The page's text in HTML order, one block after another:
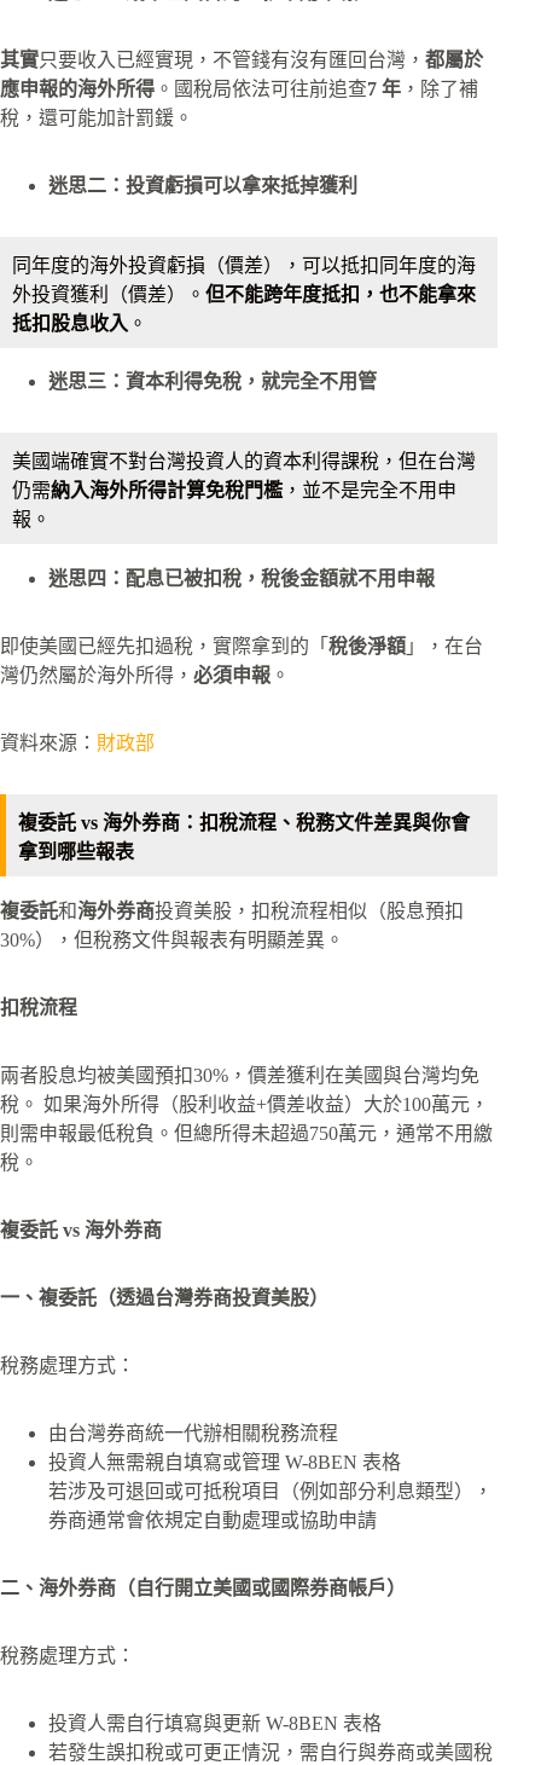
其實只要收入已經實現，不管錢有沒有匯回台灣， 都屬於
應申報的海外所得 。國稅局依法可往前追查7 年 ，除了補
稅，還可能加計罰鍰。
迷思二：投資虧損可以拿來抵掉獲利
同年度的海外投資虧損（價差），可以抵扣同年度的海
外投資獲利（價差）。 但不能跨年度抵扣，也不能拿來
抵扣股息收入 。
迷思三：資本利得免稅，就完全不用管
美國端確實不對台灣投資人的資本利得課稅，但在台灣
仍需納入海外所得計算免稅門檻 ，並不是完全不用申
報。
迷思四：配息已被扣稅，稅後金額就不用申報
即使美國已經先扣過稅，實際拿到的「 稅後淨額 」，在台
灣仍然屬於海外所得， 必須申報 。
資料來源： 財政部
複委託 vs 海外券商：扣稅流程、稅務文件差異與你會
拿到哪些報表
複委託和海外券商投資美股，扣稅流程相似（股息預扣
30%），但稅務文件與報表有明顯差異。
扣稅流程
兩者股息均被美國預扣30%，價差獲利在美國與台灣均免
稅。 如果海外所得（股利收益+價差收益）大於100萬元，
則需申報最低稅負。但總所得未超過750萬元，通常不用繳
稅。
複委託 vs 海外券商
一、複委託（透過台灣券商投資美股）
稅務處理方式：
由台灣券商統一代辦相關稅務流程
投資人無需親自填寫或管理 W-8BEN 表格
若涉及可退回或可抵稅項目（例如部分利息類型），
券商通常會依規定自動處理或協助申請
二、海外券商（自行開立美國或國際券商帳戶）
稅務處理方式：
投資人需自行填寫與更新 W-8BEN 表格
若發生誤扣稅或可更正情況，需自行與券商或美國稅